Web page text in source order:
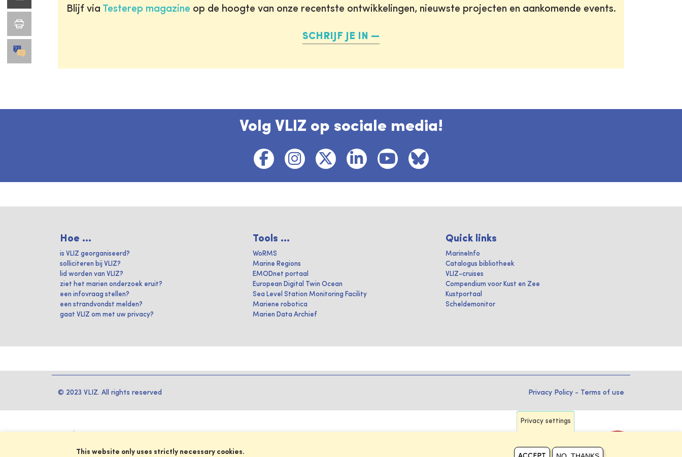
Blijf via Testerep magazine op de hoogte van onze recentste ontwikkelingen, nieuwste projecten en aankomende events.
SCHRIJF JE IN
Volg VLIZ op sociale media!
Hoe ...
is VLIZ georganiseerd?
solliciteren bij VLIZ?
lid worden van VLIZ?
ziet het marien onderzoek eruit?
een infovraag stellen?
een strandvondst melden?
gaat VLIZ om met uw privacy?
Tools ...
WoRMS
Marine Regions
EMODnet portaal
European Digital Twin Ocean
Sea Level Station Monitoring Facility
Mariene robotica
Marien Data Archief
Quick links
MarineInfo
Catalogus bibliotheek
VLIZ-cruises
Compendium voor Kust en Zee
Kustportaal
Scheldemonitor
© 2023 VLIZ. All rights reserved Privacy Policy - Terms of use
Privacy settings
This website only uses strictly necessary cookies.